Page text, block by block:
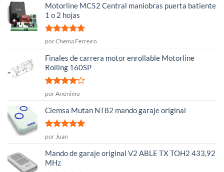
Motorline MC52 Central maniobras puerta batiente
1 o 2 hojas
Valorado
por Chema Ferreiro
Finales de carrera motor enrollable Motorline
Rolling 160SP
Valorado
5
por Anónimo
Clemsa Mutan NT82 mando garaje original
Valorado
por Juan
Mando de garaje original V2 ABLE TX TOH2 433,92
MHz